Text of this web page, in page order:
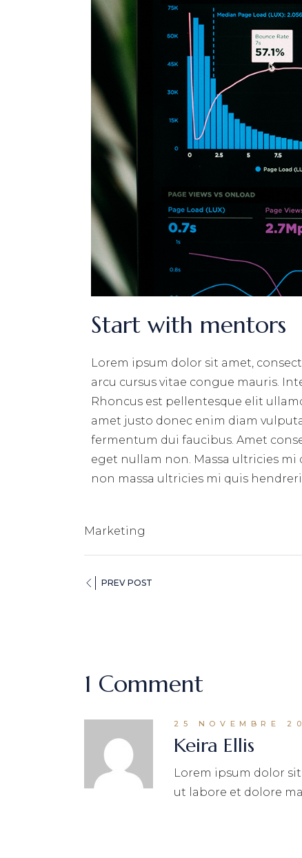
Start with mentors
Lorem ipsum dolor sit amet,
arcu cursus vitae congue mauris.
Rhoncus est pellentesque elit
amet justo donec enim diam
fermentum dui faucibus. Amet
eget nullam non. Massa ultricies
non massa ultricies mi quis
Marketing
PREV POST
1 Comment
25 NOVEMBRE
Keira Ellis
Lorem ipsum dolor
ut labore et dolore